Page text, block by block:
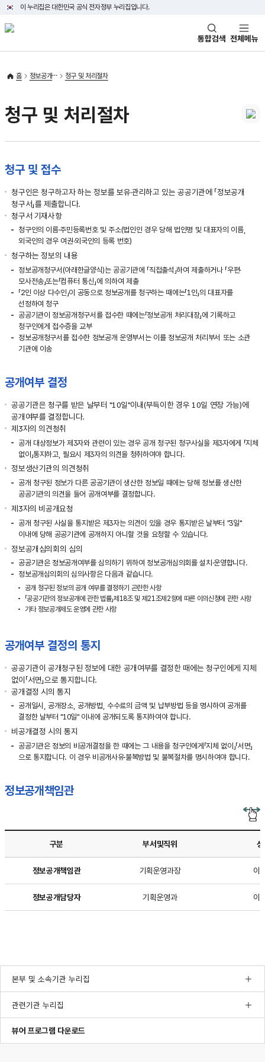
태극기
이 누리집은 대한민국 공식 전자정부 누리집입니다.
통합검색 전체메뉴
홈 정보공개 청구 및 처리절차
청구 및 처리절차
청구 및 접수
청구인은 청구하고자 하는 정보를 보유·관리하고 있는 공공기관에 「정보공개
청구서」를 제출합니다.
청구서 기재사항
청구인의 이름·주민등록번호 및 주소(법인인 경우 당해 법인명 및 대표자의 이름,
외국인의 경우 여권·외국인의 등록 번호)
청구하는 정보의 내용
정보공개청구서(아래한글양식)는 공공기관에 「직접출석」하여 제출하거나 「우편·
모사전송」또는「컴퓨터 통신」에 의하여 제출
「2인 이상 다수인」이 공동으로 정보공개를 청구하는 때에는「1인」의 대표자를
선정하여 청구
공공기관이 정보공개청구서를 접수한 때에는「정보공개 처리대장」에 기록하고
청구인에게 접수증을 교부
정보공개청구서를 접수한 정보공개 운영부서는 이를 정보공개 처리부서 또는 소관
기관에 이송
공개여부 결정
공공기관은 청구를 받은 날부터 "10일"이내(부득이한 경우 10일 연장 가능)에
공개여부를 결정합니다.
제3자의 의견청취
공개 대상정보가 제3자와 관련이 있는 경우 공개 청구된 청구사실을 제3자에게 「지체
없이」통지하고, 필요시 제3자의 의견을 청취하여야 합니다.
정보생산기관의 의견청취
공개 청구된 정보가 다른 공공기관이 생산한 정보일 때에는 당해 정보를 생산한
공공기관의 의견을 들어 공개여부를 결정합니다.
제3자의 비공개요청
공개 청구된 사실을 통지받은 제3자는 의견이 있을 경우 통지받은 날부터 "3일"
이내에 당해 공공기관에 공개하지 아니할 것을 요청할 수 있습니다.
정보공개심의회의 심의
공공기관은 정보공개여부를 심의하기 위하여 정보공개심의회를 설치·운영합니다.
정보공개심의회의 심의사항은 다음과 같습니다.
공개 청구된 정보의 공개 여부를 결정하기 곤란한 사항
「공공기관의 정보공개에 관한 법률」제18조 및 제21조제2항에 따른 이의신청에 관한 사항
기타 정보공개제도 운영에 관한 사항
공개여부 결정의 통지
공공기관이 공개청구된 정보에 대한 공개여부를 결정한 때에는 청구인에게 지체
없이「서면」으로 통지합니다.
공개결정 시의 통지
공개일시, 공개장소, 공개방법, 수수료의 금액 및 납부방법 등을 명시하여 공개를
결정한 날부터 "10일" 이내에 공개되도록 통지하여야 합니다.
비공개결정 시의 통지
공공기관은 정보의 비공개결정을 한 때에는 그 내용을 청구인에게「지체 없이」「서면」
으로 통지합니다. 이 경우 비공개사유·불복방법 및 불복절차를 명시하여야 합니다.
정보공개책임관
정보공개담당자의
부서및직위,
연락처에
구분 부서및직위
정보공개책임관 기획운영과장 이
정보공개담당자 기획운영과 이
본부 및 소속기관 누리집
관련기관 누리집
뷰어 프로그램 다운로드